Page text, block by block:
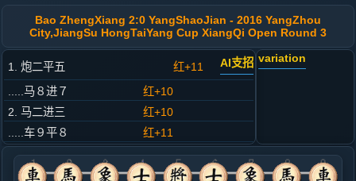
Bao ZhengXiang 2:0 YangShaoJian - 2016 YangZhou
City,JiangSu HongTaiYang Cup XiangQi Open Round 3
1. 炮二平五 红+11 AI支招
.....马８进７
红+10
2. 马二进三
红+10
.....车９平８
红+11
3. 车一平二
红+8
.....卒７进１
红+7
variation